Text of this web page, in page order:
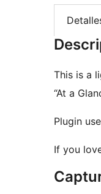
This is a
“At a
Plugin
If you